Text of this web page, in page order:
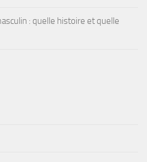
: quelle histoire et quelle